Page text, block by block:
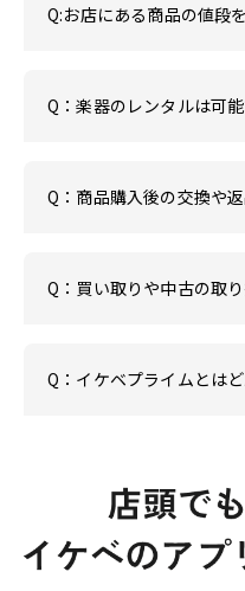
Q:お店にある商品の値段
Q：楽器のレンタルは可
Q：商品購入後の交換や
Q：買い取りや中古の取
Q：イケベプライムとは